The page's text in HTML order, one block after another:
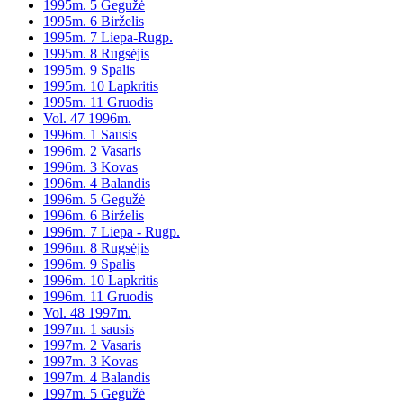
1995m. 5 Gegužė
1995m. 6 Birželis
1995m. 7 Liepa-Rugp.
1995m. 8 Rugsėjis
1995m. 9 Spalis
1995m. 10 Lapkritis
1995m. 11 Gruodis
Vol. 47 1996m.
1996m. 1 Sausis
1996m. 2 Vasaris
1996m. 3 Kovas
1996m. 4 Balandis
1996m. 5 Gegužė
1996m. 6 Birželis
1996m. 7 Liepa - Rugp.
1996m. 8 Rugsėjis
1996m. 9 Spalis
1996m. 10 Lapkritis
1996m. 11 Gruodis
Vol. 48 1997m.
1997m. 1 sausis
1997m. 2 Vasaris
1997m. 3 Kovas
1997m. 4 Balandis
1997m. 5 Gegužė